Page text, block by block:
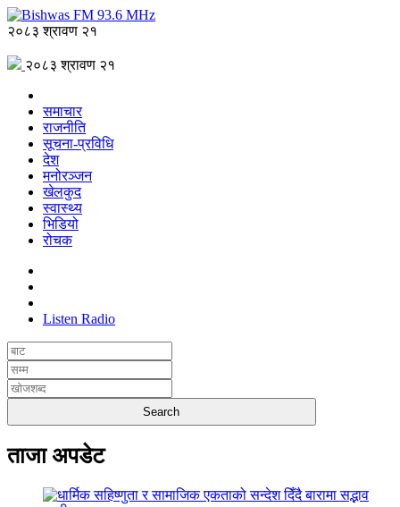
२०८३ श्रावण २१
२०८३ श्रावण २१
समाचार
राजनीति
सूचना-प्रविधि
देश
मनोरञ्जन
खेलकुद
स्वास्थ्य
भिडियो
रोचक
Listen Radio
ताजा अपडेट